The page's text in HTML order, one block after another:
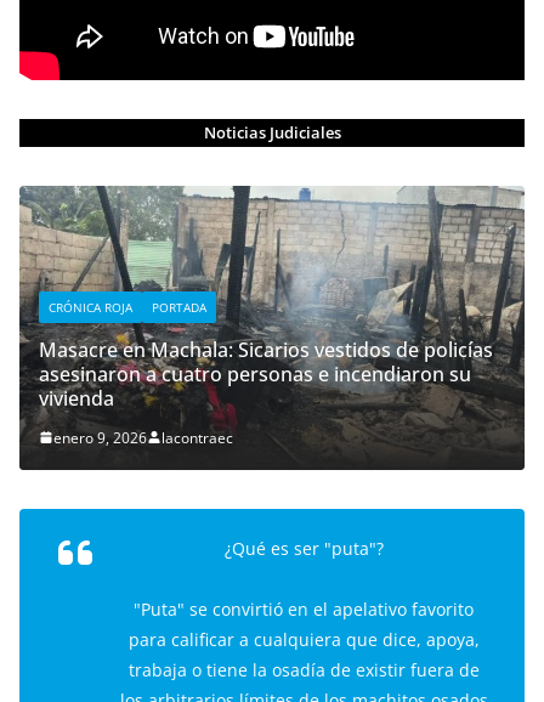
Noticias Judiciales
CRÓNICA ROJA PORTADA
Masacre en Machala: Sicarios vestidos de policías
asesinaron a cuatro personas e incendiaron su
vivienda
enero 9, 2026 lacontraec
¿Qué es ser "puta"?
"Puta" se convirtió en el apelativo favorito
para calificar a cualquiera que dice, apoya,
trabaja o tiene la osadía de existir fuera de